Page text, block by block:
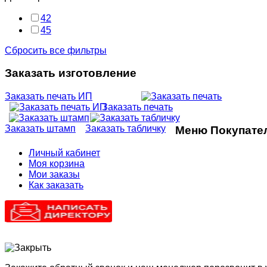
42
45
Сбросить все фильтры
Заказать изготовление
Заказать печать ИП
Заказать печать
Заказать штамп Заказать табличку Меню
Личный кабинет
Моя корзина
Мои заказы
Как заказать